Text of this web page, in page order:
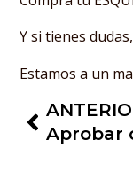
Y si tienes
Estamos a un